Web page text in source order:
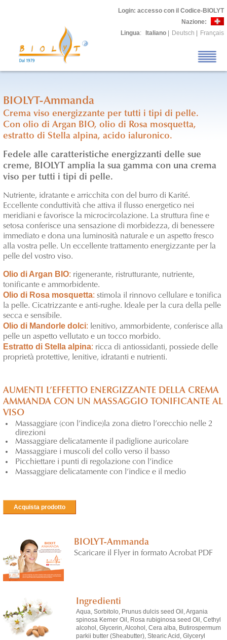
Login: accesso con il Codice-BIOLYT
Nazione:
Lingua: Italiano Deutsch Français
BIOLYT-Ammanda
Crema viso energizzante per tutti i tipi di pelle.
Con olio di Argan BIO, olio di Rosa mosquetta,
estratto di Stella alpina, acido ialuronico.
Fedele alle caratteristiche energizzanti delle sue
creme, BIOLYT amplia la sua gamma con una crema
viso per tutti i tipi di pelle.
Nutriente, idratante e arricchita con del burro di Karité.
Eccellente conduttività che attiva il flusso energetico nei
meridiani e favorisce la microcircolazione. La struttura fine e
setosa conferisce una sensazione di morbidezza, di benessere
immediato e dona una luminosità naturale e un aspetto fresco
alla vostra pelle. Un eccellente trattamento energizzante per la
pelle del vostro viso.
Olio di Argan BIO: rigenerante, ristrutturante, nutriente,
tonificante e ammorbidente.
Olio di Rosa mosquetta: stimola il rinnovo cellulare e tonifica
la pelle. Cicatrizzante e anti-rughe. Ideale per la cura della pelle
secca e sensibile.
Olio di Mandorle dolci: lenitivo, ammorbidente, conferisce alla
pelle un aspetto vellutato e un tocco morbido.
Estratto di Stella alpina: ricca di antiossidanti, possiede delle
proprietà protettive, lenitive, idratanti e nutrienti.
AUMENTI L’EFFETTO ENERGIZZANTE DELLA CREMA
AMMANDA CON UN MASSAGGIO TONIFICANTE AL
VISO
Massaggiare (con l’indice)la zona dietro l’orecchio nelle 2
direzioni
Massaggiare delicatamente il padiglione auricolare
Massaggiare i muscoli del collo verso il basso
Picchiettare i punti di regolazione con l’indice
Massaggiare delicatamente con l’indice e il medio
Acquista prodotto
BIOLYT-Ammanda
Scaricare il Flyer in formato Acrobat PDF
Ingredienti
Aqua, Sorbitolo, Prunus dulcis seed Oil, Argania
spinosa Kerner Oil, Rosa rubiginosa seed Oil, Cethyl
alcohol, Glycerin, Alcohol, Cera alba, Butirospermum
parkii butter (Sheabutter), Stearic Acid, Glyceryl